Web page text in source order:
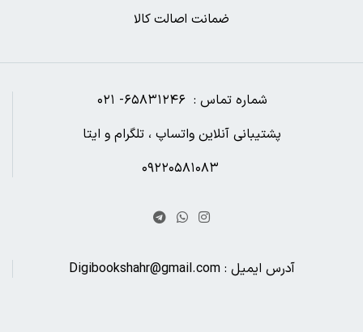
ضمانت اصالت کالا
شماره تماس : ۶۵۸۳۱۲۴۶- ۰۲۱
پشتیبانی آنلاین واتساپ ، تلگرام و ایتا
آدرس ایمیل : Digibookshahr@gmail.com